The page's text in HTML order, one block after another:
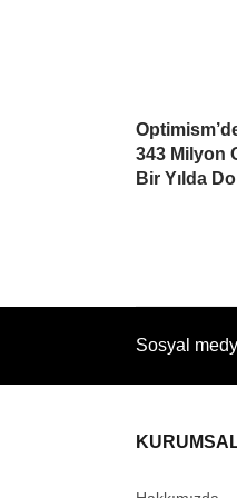
343 Milyon
Bir Yılda
Sosyal